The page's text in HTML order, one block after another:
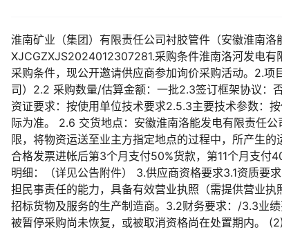
淮南矿业（集团）有限责任公司衬胶管件（安徽淮南
XJCGZXJS2024012307281.采购条件淮南洛河发电
采购条件，现公开邀请供应商参加询价采购活动。2.
司）2.2 采购数量/估算金额：一批2.3签订框架协议：
资证要求：按使用单位技术要求2.5.3主要技术参数：
际为准。 2.6 交货地点：安徽淮南洛能发电有限责任
限，将物资运送至业主方指定地点的过程中，所产生
合格发票进帐后第3个月支付50%货款，第11个月支付
明细：（详见公告附件） 3.供应商资格要求3.1资质要
担民事责任的能力，具备有效营业执照（需提供营业
招标货物及服务的生产制造商。3.2财务要求：/3.3业
被暂停采购尚未恢复，或被取消资格尚在处置期内。